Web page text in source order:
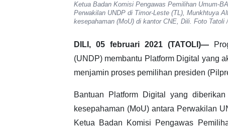
Ketua Badan Komisi Pengawas Pemilihan Umum-
Perwakilan UNDP di Timor-Leste (TL), Munkhtuya
kesepahaman (MoU) di kantor CNE, Dili. Foto Tatoli
DILI, 05 februari 2021 (TATOLI)—
(UNDP) membantu Platform Digital yang
menjamin proses pemilihan presiden
Bantuan Platform Digital yang
kesepahaman (MoU) antara Perwakilan
Ketua Badan Komisi Pengawas